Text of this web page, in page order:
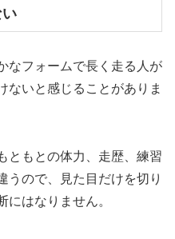
なフォームで長く走る人が
ないと感じることがありま
ともとの体力、走歴、練習
うので、見た目だけを切り
にはなりません。